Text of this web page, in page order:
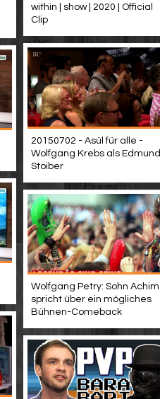
within | show | 2020 | Official
Clip
20150702 - Asül für alle -
Wolfgang Krebs als Edmund
Stoiber
Wolfgang Petry: Sohn Achim
spricht über ein mögliches
Bühnen-Comeback